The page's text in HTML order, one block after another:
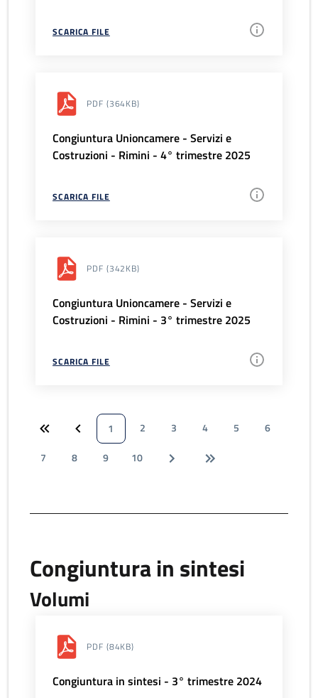
SCARICA FILE
PDF (364KB)
Congiuntura Unioncamere - Servizi e
Costruzioni - Rimini - 4° trimestre 2025
SCARICA FILE
PDF (342KB)
Congiuntura Unioncamere - Servizi e
Costruzioni - Rimini - 3° trimestre 2025
SCARICA FILE
1 2 3 4 5
6
7
8 9 10
Congiuntura in sintesi
Volumi
PDF (84KB)
Congiuntura in sintesi - 3° trimestre 2024